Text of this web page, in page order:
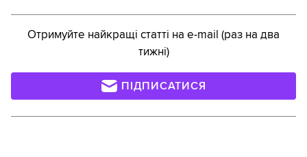
Отримуйте найкращі статті на e-mail (раз на два
тижні)
ПІДПИСАТИСЯ